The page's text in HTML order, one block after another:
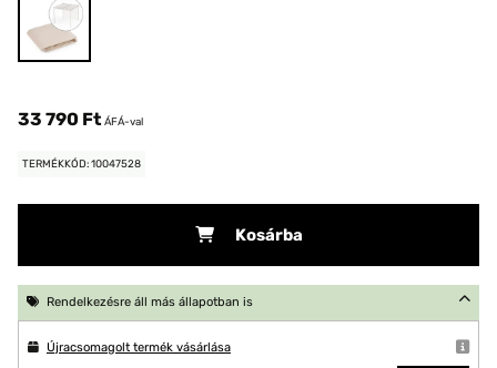
33 790 Ft ÁFÁ-val
TERMÉKKÓD: 10047528
Kosárba
Rendelkezésre áll más állapotban is
Újracsomagolt termék vásárlása